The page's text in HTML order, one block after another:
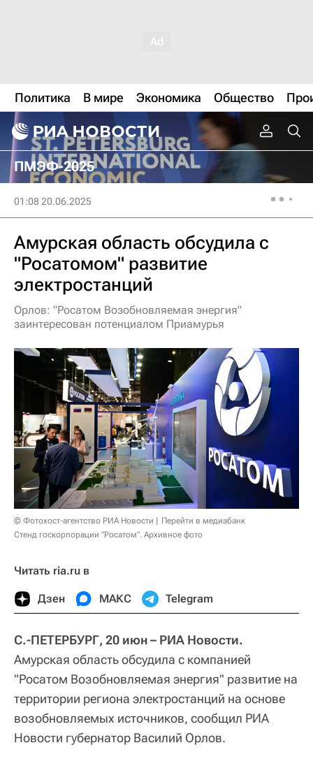
Политика В мире Экономика Общество
ПМЭФ-2025
01:08 20.06.2025
Амурская область обсудила с
"Росатомом" развитие
электростанций
Орлов: "Росатом Возобновляемая энергия"
заинтересован потенциалом Приамурья
© Фотохост-агентство РИА Новости
Перейти в медиабанк
Стенд госкорпорации "Росатом". Архивное фото
Читать ria.ru в
Дзен МАКС Telegram
С.-ПЕТЕРБУРГ, 20 июн – РИА Новости.
Амурская область обсудила с компанией
"Росатом Возобновляемая энергия" развитие на
территории региона электростанций на основе
возобновляемых источников, сообщил РИА
Новости губернатор Василий Орлов.